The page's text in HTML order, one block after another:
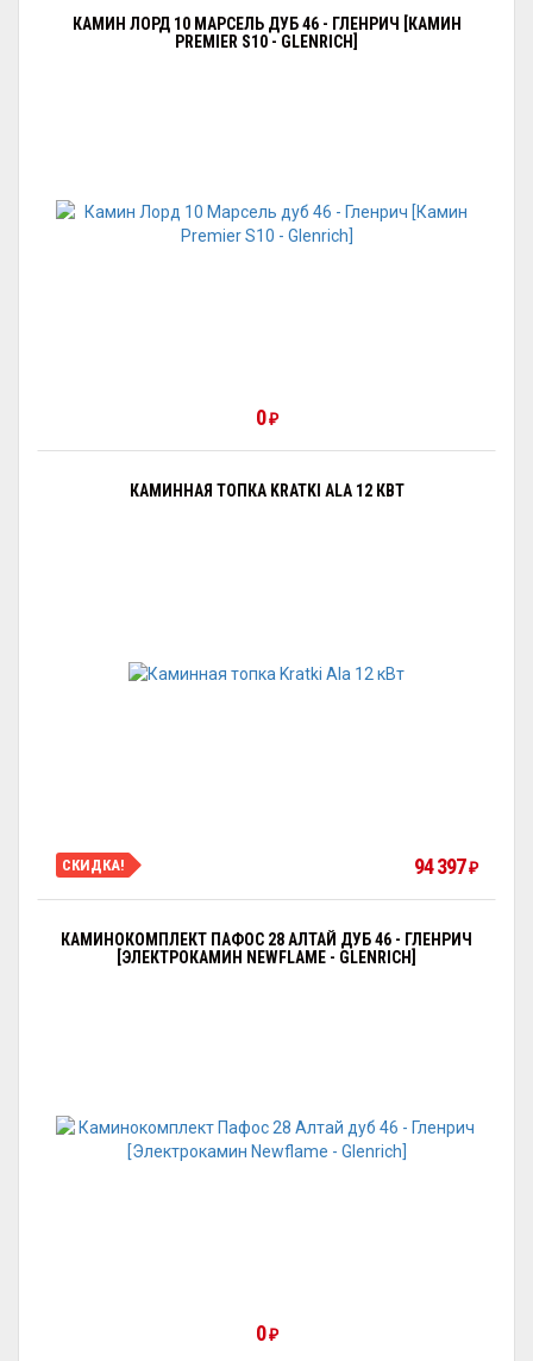
КАМИН ЛОРД 10 МАРСЕЛЬ ДУБ 46 - ГЛЕНРИЧ [КАМИН
PREMIER S10 - GLENRICH]
0 ₽
КАМИННАЯ ТОПКА KRATKI ALA 12 КВТ
СКИДКА! 94 397 ₽
КАМИНОКОМПЛЕКТ ПАФОС 28 АЛТАЙ ДУБ 46 - ГЛЕНРИЧ
[ЭЛЕКТРОКАМИН NEWFLAME - GLENRICH]
0 ₽